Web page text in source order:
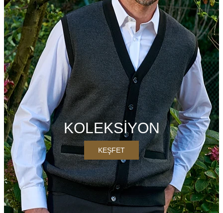
KOLEKSİYON
KEŞFET